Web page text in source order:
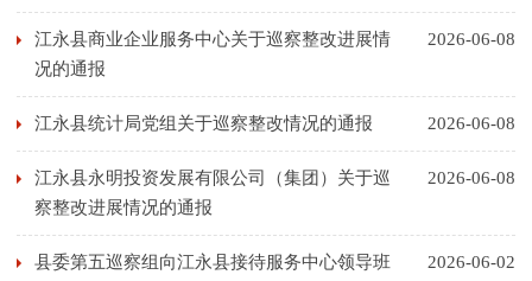
2026-06-08
江永县商业企业服务中心关于巡察整改进展情
况的通报
2026-06-08
江永县统计局党组关于巡察整改情况的通报
2026-06-08
江永县永明投资发展有限公司（集团）关于巡
察整改进展情况的通报
2026-06-02
县委第五巡察组向江永县接待服务中心领导班